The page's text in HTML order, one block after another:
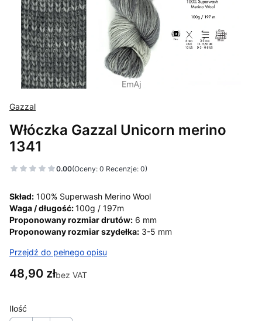
Gazzal
Włóczka Gazzal Unicorn merino
1341
0.00(Oceny: 0 Recenzje: 0)
Skład: 100% Superwash Merino Wool
Waga / długość:100g / 197m
Proponowany rozmiar drutów: 6 mm
Proponowany rozmiar szydełka: 3-5 mm
Przejdź do pełnego opisu
Cena
48,90 złbez VAT
Ilość